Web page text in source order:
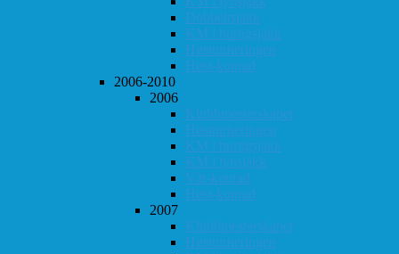
Dobbeltsjakk
KM i hurtigsjakk
Høstturneringen
Høst-konrad
2006-2010
2006
Klubbmesterskapet
Høstturneringen
KM i hurtigsjakk
KM i lynsjakk
Vår-konrad
Høst-konrad
2007
Klubbmesterskapet
Høstturneringen